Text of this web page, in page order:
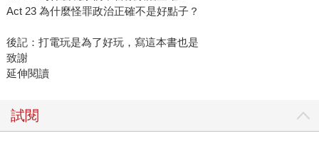
Act 23 為什麼怪罪政治正確不是好點子？
後記：打電玩是為了好玩，寫這本書也是
致謝
延伸閱讀
試閱